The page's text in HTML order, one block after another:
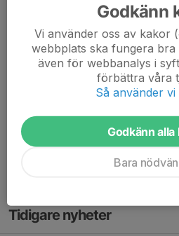
Christina 10p
Mvp Lyra
Nu tar vi 2 veckors med finslipning
Dela nyhet
Tidigare nyheter
Godkänn
Vi använder oss av kakor
webbplats ska fungera bra
även för webbanalys i
förbättra våra
Så använder vi
Godkänn alla
Bara